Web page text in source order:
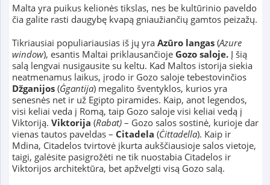
Malta yra puikus kelionės tikslas, nes be kultūrinio paveldo
čia galite rasti daugybę kvapą gniaužiančių gamtos peizažų.
Tikriausiai populiariausias iš jų yra Azūro langas(Azure
window), esantis Maltai priklausančioje Gozo saloje.Į šią
salą lengvai nusigausite su keltu. Kad Maltos istorija siekia
neatmenamus laikus, įrodo ir Gozo saloje tebestovinčios
Džganijos(Ġgantija) megalito šventyklos, kurios yra
senesnės net ir už Egipto piramides. Kaip, anot legendos,
visi keliai veda į Romą, taip Gozo saloje visi keliai vedą į
Viktoriją. Viktorija (Rabat)– Gozo salos sostinė, kurioje dar
vienas tautos paveldas – Citadela (Ċittadella). Kaip ir
Mdina, Citadelos tvirtovė įkurta aukščiausioje salos vietoje,
taigi, galėsite pasigrožėti ne tik nuostabia Citadelos ir
Viktorijos architektūra, bet apžvelgti visą Gozo salą.